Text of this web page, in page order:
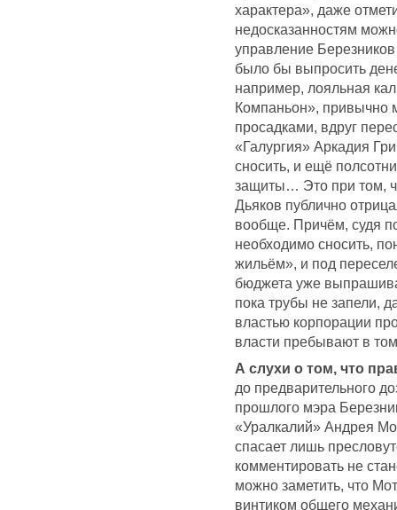
характера», даже
недосказанностям
управление
было бы выпросить
например, лояльная
Компаньон», привычно
просадками, вдруг
«Галургия» Аркадия
сносить, и ещё
защиты… Это при том,
Дьяков публично
вообще. Причём, судя
необходимо сносить,
жильём», и под
бюджета уже
пока трубы не запели,
властью корпорации
власти пребывают в
А слухи о том, что
до предварительного
прошлого мэра
«Уралкалий» Андрея
спасает лишь
комментировать не
можно заметить, что
винтиком общего